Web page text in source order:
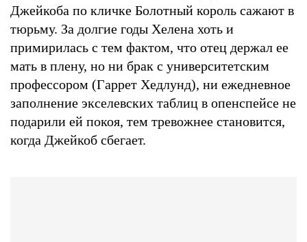
Джейкоба по кличке Болотный король сажают в
тюрьму. За долгие годы Хелена хоть и
примирилась с тем фактом, что отец держал ее
мать в плену, но ни брак с университетским
профессором (Гаррет Хедлунд), ни ежедневное
заполнение экселевских таблиц в опенспейсе не
подарили ей покоя, тем тревожнее становится,
когда Джейкоб сбегает.